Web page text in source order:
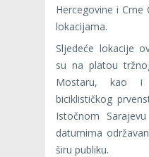
Hercegovine i Crne
lokacijama.
Sljedeće lokacije
su na platou
Mostaru, kao i
biciklističkog
Istočnom
datumima
širu publiku.